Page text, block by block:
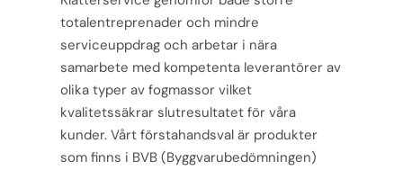
totalentreprenader och mindre
serviceuppdrag och arbetar i nära
samarbete med kompetenta leverantörer av
olika typer av fogmassor vilket
kvalitetssäkrar slutresultatetför våra
kunder. Vårt förstahandsval är produkter
som finns i BVB (Byggvarubedömningen)